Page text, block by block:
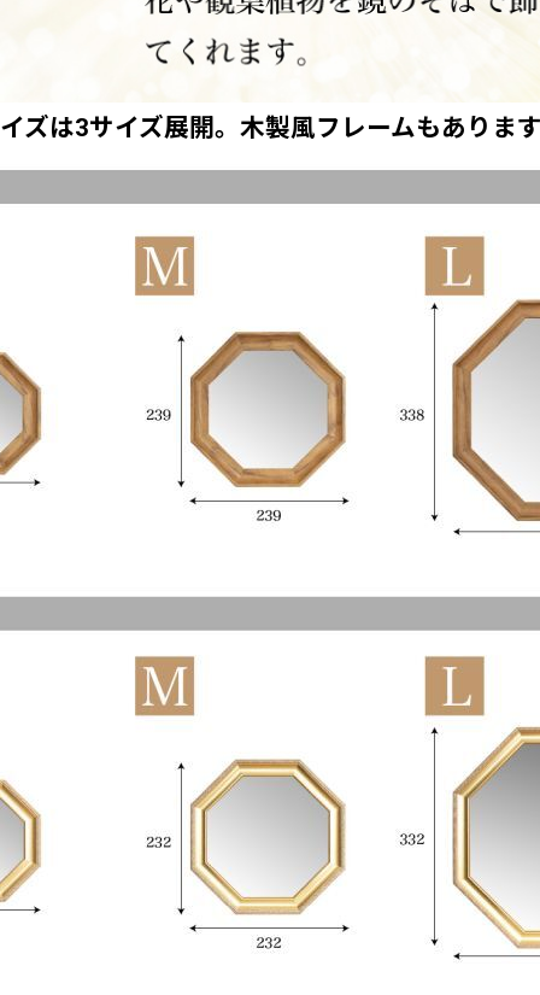
ズは3サイズ展開。木製風フレームもありま